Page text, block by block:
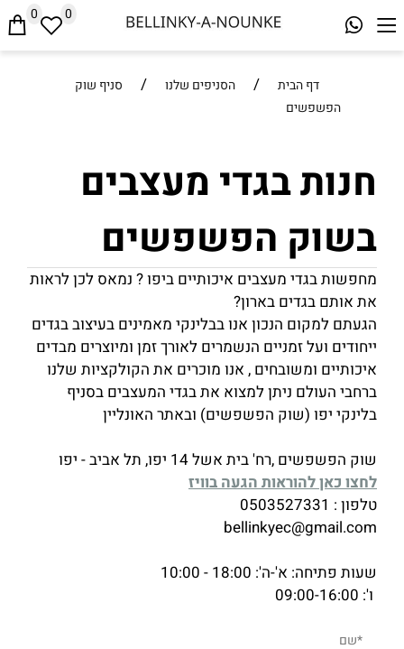
0 0
דף הבית / הסניפים שלנו /
סניף שוק
הפשפשים
חנות בגדי מעצבים
בשוק הפשפשים
מחפשות בגדי מעצבים איכותיים ביפו ? נמאס לכן לראות
את אותם בגדים בארון?
הגעתם למקום הנכון אנו בבלינקי מאמינים בעיצוב בגדים
ייחודים ועל זמניים הנשמרים לאורך זמן ומיוצרים מבדים
איכותיים ומשובחים , אנו מוכרים את הקולקציות שלנו
ברחבי העולם ניתן למצוא את בגדי המעצבים בסניף
בלינקי יפו (שוק הפשפשים) ובאתר האונליין
שוק הפשפשים ,רח' בית אשל 14 יפו, תל אביב - יפו
לחצו כאן להוראות הגעה בוויז
טלפון : 0503527331
bellinkyec@gmail.com
שעות פתיחה: א'-ה': 18:00 - 10:00
ו': 09:00-16:00